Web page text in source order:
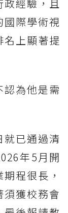
政經驗，且
國際學術視
名上顯著提
為他是需
已通過清
年5月開
程很長，
獲校務會